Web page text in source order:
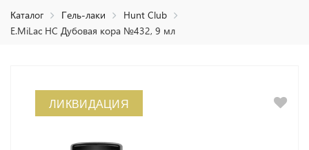
Каталог Гель-лаки
Hunt Club
E.MiLac HC Дубовая кора №432, 9 мл
ЛИКВИДАЦИЯ